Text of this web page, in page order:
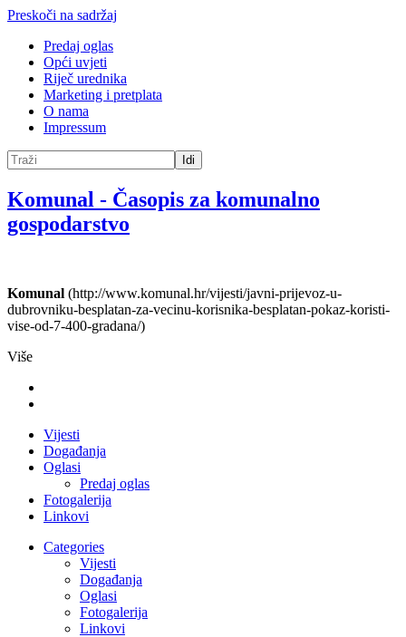
Preskoči na sadržaj
Predaj oglas
Opći uvjeti
Riječ urednika
Marketing i pretplata
O nama
Impressum
Idi
Komunal - Časopis za komunalno
gospodarstvo
Komunal (http://www.komunal.hr/vijesti/javni-prijevoz-u-
dubrovniku-besplatan-za-vecinu-korisnika-besplatan-pokaz-koristi-
vise-od-7-400-gradana/)
Više
Vijesti
Događanja
Oglasi
Predaj oglas
Fotogalerija
Linkovi
Categories
Vijesti
Događanja
Oglasi
Fotogalerija
Linkovi